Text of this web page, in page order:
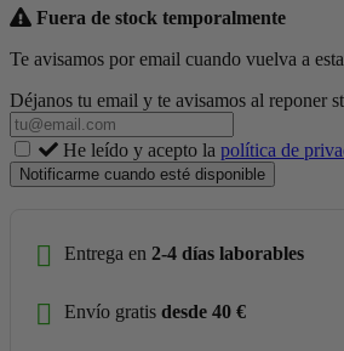
Fuera de stock temporalmente
Te avisamos por email cuando vuelva a
Déjanos tu email y te avisamos al reponer
He leído y acepto la política de
Notificarme cuando esté disponible
Entrega en 2-4 días laborables
Envío gratis desde 40 €